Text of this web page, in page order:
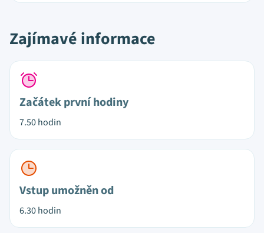
Zajímavé informace
Začátek první hodiny
7.50 hodin
Vstup umožněn od
6.30 hodin